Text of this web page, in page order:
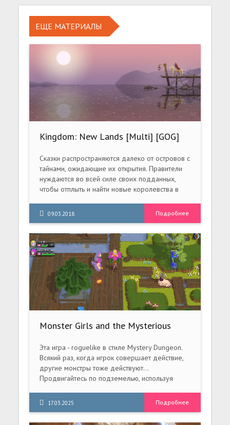
ЕЩЕ МАТЕРИАЛЫ
Kingdom: New Lands [Multi] [GOG]
Сказки распространяются далеко от островов с
тайнами, ожидающие их открытия. Правители
нуждаются во всей силе своих подданных,
чтобы отплыть и найти новые королевства в
09.03.2018 Подробнее
Monster Girls and the Mysterious
(2025) PC [Repack] (v1.3.14200)
Эта игра - roguelike в стиле Mystery Dungeon.
Всякий раз, когда игрок совершает действие,
другие монстры тоже действуют...
Продвигайтесь по подземелью, используя
17.03.2025 Подробнее